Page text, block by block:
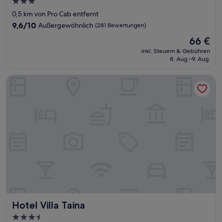
Sterne-
Unterkunft
0,5 km von Pro Cab entfernt
9.6
9,6/10 Außergewöhnlich (281 Bewertungen)
Der
Preis
beträgt
66 €
inkl. Steuern & Gebühren
8. Aug.–9. Aug.
Hotel Villa Taina
Hotel Villa Taina
3.5-